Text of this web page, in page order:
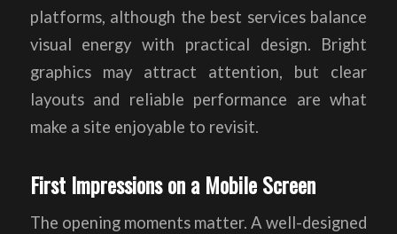
platforms, although the best services balance
visual energy with practical design. Bright
graphics may attract attention, but clear
layouts and reliable performance are what
make a site enjoyable to revisit.
First Impressions on a Mobile Screen
The opening moments matter. A well-designed